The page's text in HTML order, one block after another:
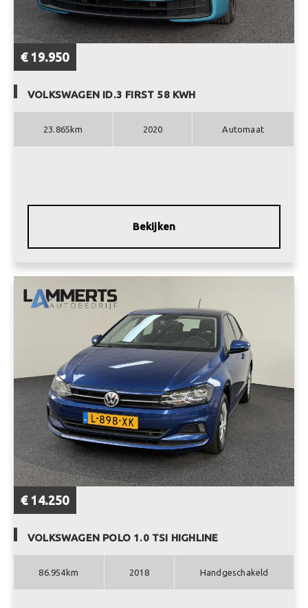
€ 19.950
VOLKSWAGEN ID.3 FIRST 58 KWH
23.865km 2020 Automaat
Bekijken
€ 14.250
VOLKSWAGEN POLO 1.0 TSI HIGHLINE
86.954km 2018 Handgeschakeld